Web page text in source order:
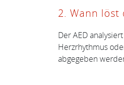
2. Wann
Der AED
Herzrhythmus
abgegeben